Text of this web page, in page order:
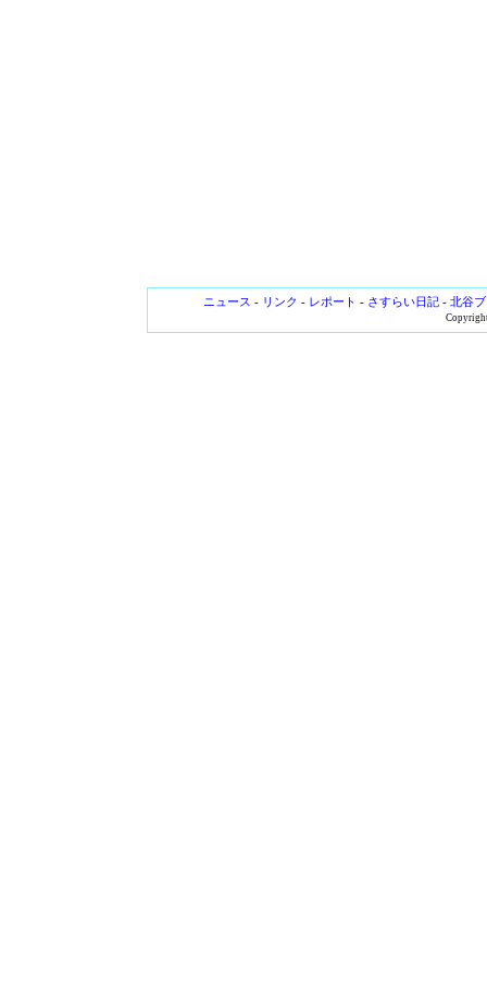
ニュース - リンク - レポート - さすらい日記- 北谷